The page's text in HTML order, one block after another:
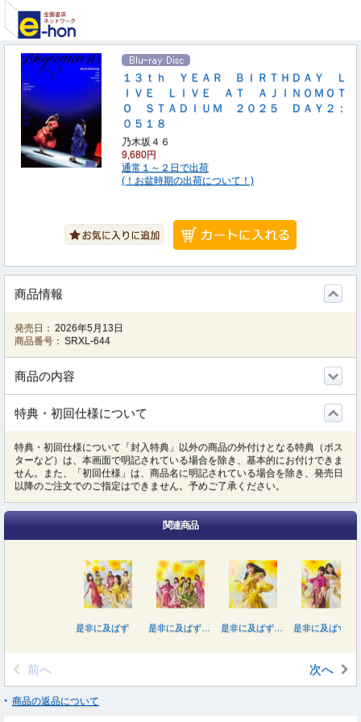
１３ｔｈ ＹＥＡＲ ＢＩＲＴＨＤＡＹ Ｌ
ＩＶＥ ＬＩＶＥ ＡＴ ＡＪＩＮＯＭＯＴ
Ｏ ＳＴＡＤＩＵＭ ２０２５ ＤＡＹ２：
０５１８
乃木坂４６
9,680円
通常１～２日で出荷
(！お盆時期の出荷について！)
商品情報
発売日： 2026年5月13日
商品番号： SRXL-644
商品の内容
特典・初回仕様について
特典・初回仕様について「封入特典」以外の商品の外付けとなる特典（ポス
ターなど）は、本画面で明記されている場合を除き、基本的にお付けできま
せん。また、「初回仕様」は、商品名に明記されている場合を除き、発売日
以降のご注文でのご指定はできません。予めご了承ください。
関連商品
是非に及ばず
前へ 次へ
商品の返品について